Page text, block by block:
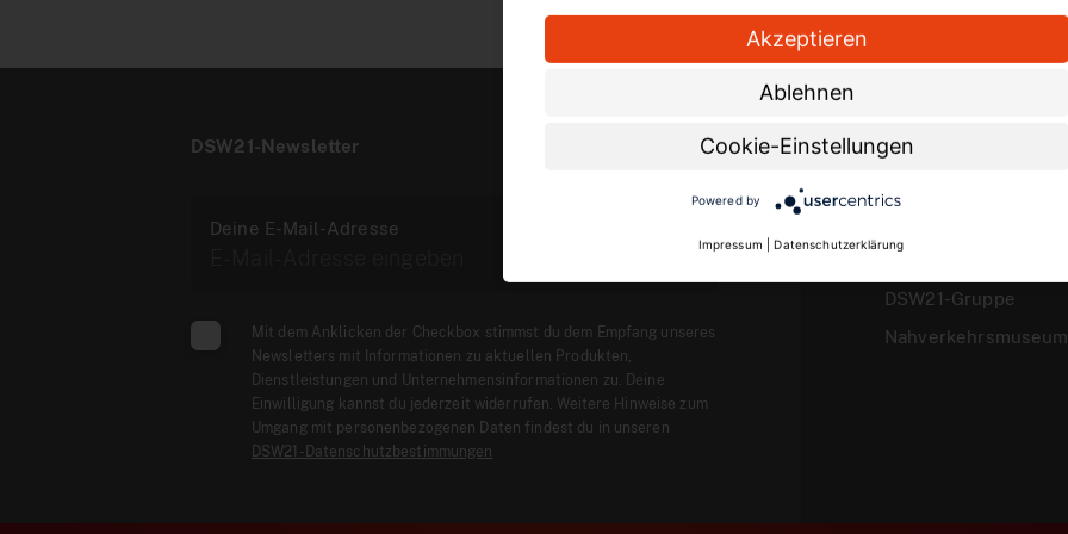
DSW21-Newsletter
Deine E-Mail-Adresse
Mit dem Anklicken der Checkbox stimmst du dem Empfang unseres
Newsletters mit Informationen zu aktuellen Produkten,
Dienstleistungen und Unternehmensinformationen zu. Deine
Einwilligung kannst du jederzeit widerrufen. Weitere Hinweise zum
Umgang mit personenbezogenen Daten findest du in unseren
DSW21-Datenschutzbestimmungen
Rund um DSW21
DSW21-Gruppe
Nahverkehrsmuseum
Akzeptieren
Ablehnen
Cookie-Einstellungen
Powered by
Impressum Datenschutzerklärung